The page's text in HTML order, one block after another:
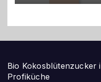
Bio Kokosblütenzucker
Profiküche